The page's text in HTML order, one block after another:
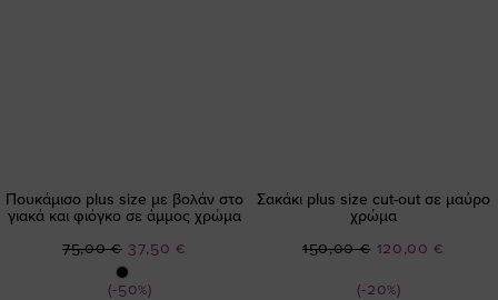
Πουκάμισο plus size με βολάν στο
γιακά και φιόγκο σε άμμος χρώμα
(-50%)
Ειδική
Τιμή
37,50 €
75,00 €
Σακάκι plus size cut-out σε μαύρο
χρώμα
(-20%)
Ειδική
120,00 €
150,00 €